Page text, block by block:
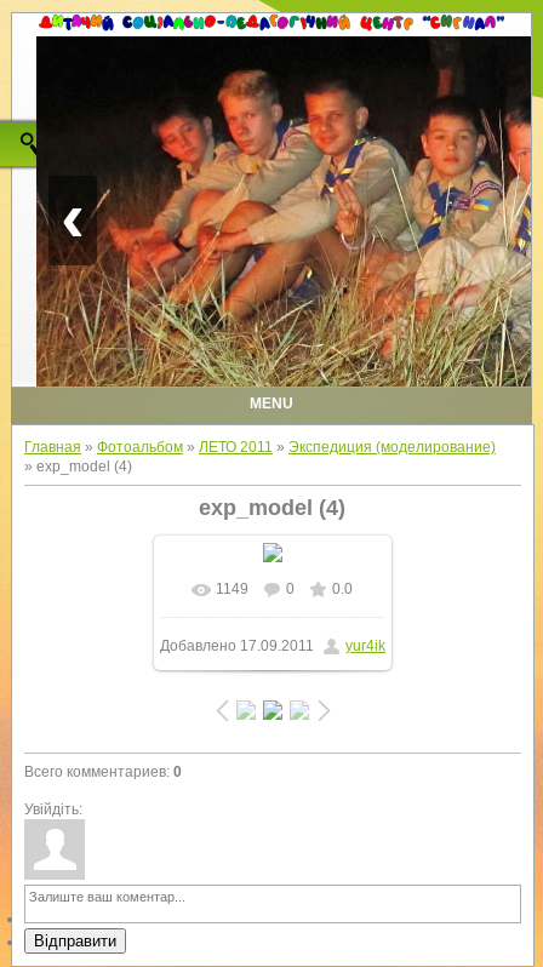
‹
MENU
Главная » Фотоальбом» ЛЕТО 2011 » Экспедиция (моделирование)
» exp_model (4)
exp_model (4)
В реальном размере
768x1024/ 79.4Kb
1149 0 0.0
Добавлено 17.09.2011 yur4ik
Всего комментариев: 0
Увійдіть:
Відправити